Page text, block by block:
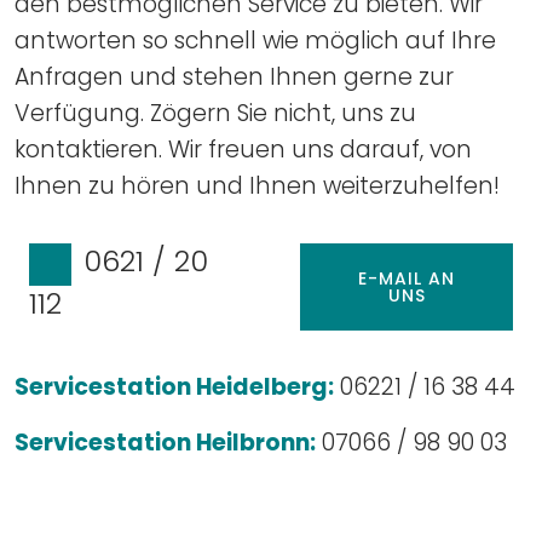
antworten so schnell wie möglich auf Ihre
Anfragen und stehen Ihnen gerne zur
Verfügung. Zögern Sie nicht, uns zu
kontaktieren. Wir freuen uns darauf, von
Ihnen zu hören und Ihnen weiterzuhelfen!
0621 / 20
112
E-MAIL AN
UNS
Servicestation Heidelberg:06221 / 16 38 44
Servicestation Heilbronn:07066 / 98 90 03